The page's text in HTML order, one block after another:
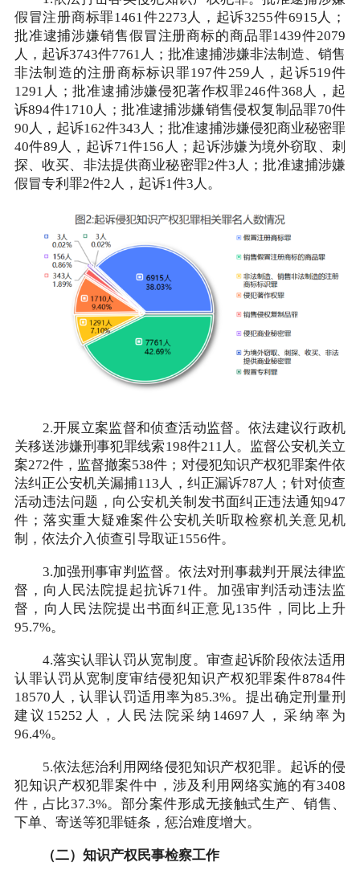
假冒注册商标罪1461件2273人，起诉3255件6915人；
批准逮捕涉嫌销售假冒注册商标的商品罪1439件2079
人，起诉3743件7761人；批准逮捕涉嫌非法制造、销售
非法制造的注册商标标识罪197件259人，起诉519件
1291人；批准逮捕涉嫌侵犯著作权罪246件368人，起
诉894件1710人；批准逮捕涉嫌销售侵权复制品罪70件
90人，起诉162件343人；批准逮捕涉嫌侵犯商业秘密罪
40件89人，起诉71件156人；起诉涉嫌为境外窃取、刺
探、收买、非法提供商业秘密罪2件3人；批准逮捕涉嫌
假冒专利罪2件2人，起诉1件3人。
2.开展立案监督和侦查活动监督。依法建议行政机
关移送涉嫌刑事犯罪线索198件211人。监督公安机关立
案272件，监督撤案538件；对侵犯知识产权犯罪案件依
法纠正公安机关漏捕113人，纠正漏诉787人；针对侦查
活动违法问题，向公安机关制发书面纠正违法通知947
件；落实重大疑难案件公安机关听取检察机关意见机
制，依法介入侦查引导取证1556件。
3.加强刑事审判监督。依法对刑事裁判开展法律监
督，向人民法院提起抗诉71件。加强审判活动违法监
督，向人民法院提出书面纠正意见135件，同比上升
95.7%。
4.落实认罪认罚从宽制度。审查起诉阶段依法适用
认罪认罚从宽制度审结侵犯知识产权犯罪案件8784件
18570人，认罪认罚适用率为85.3%。提出确定刑量刑
建议15252人，人民法院采纳14697人，采纳率为
96.4%。
5.依法惩治利用网络侵犯知识产权犯罪。起诉的侵
犯知识产权犯罪案件中，涉及利用网络实施的有3408
件，占比37.3%。部分案件形成无接触式生产、销售、
下单、寄送等犯罪链条，惩治难度增大。
（二）知识产权民事检察工作